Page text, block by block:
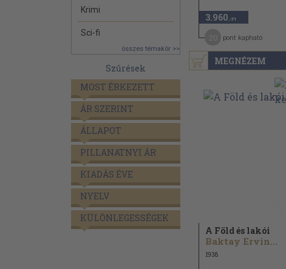
Krimi
Sci-fi
összes témakör >>
Szűrések
MOST ÉRKEZETT
ÁR SZERINT
ÁLLAPOT
PILLANATNYI ÁR
KIADÁS ÉVE
NYELV
KÜLÖNLEGESSÉGEK
MEGNÉZEM
3.960 ,-Ft
pont kapható
A Föld és lakói
Baktay Ervin...
1938